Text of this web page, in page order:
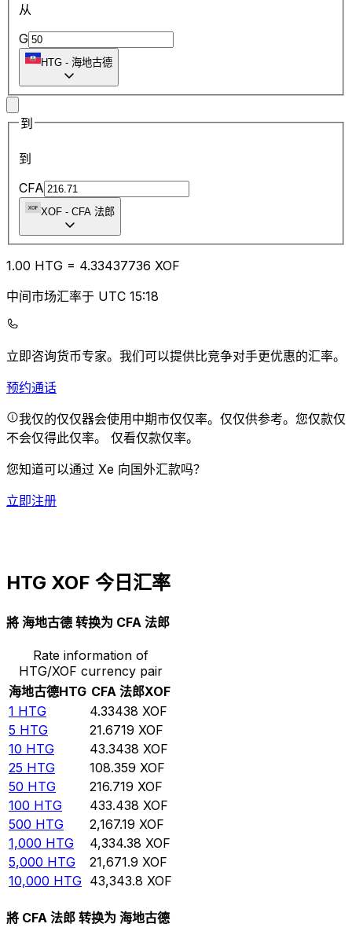
从
G
HTG - 海地古德
到
到
CFA
XOF - CFA 法郎
1.00 HTG = 4.33437736 XOF
中间市场汇率于 UTC 15:18
立即咨询货币专家。 我们可以提供比竞争对手更优惠的汇率。
预约通话
我仅的仅仅器会使用中期市仅仅率。仅仅供参考。您仅款仅
不会仅得此仅率。 仅看仅款仅率。
您知道可以通过 Xe 向国外汇款吗？
立即注册
HTG XOF 今日汇率
將 海地古德 转换为 CFA 法郎
Rate information of
HTG/XOF currency pair
海地古德HTG CFA 法郎XOF
1 HTG 4.33438 XOF
5 HTG 21.6719 XOF
10 HTG 43.3438 XOF
25 HTG 108.359 XOF
50 HTG 216.719 XOF
100 HTG 433.438 XOF
500 HTG 2,167.19 XOF
1,000 HTG 4,334.38 XOF
5,000 HTG 21,671.9 XOF
10,000 HTG 43,343.8 XOF
將 CFA 法郎 转换为 海地古德